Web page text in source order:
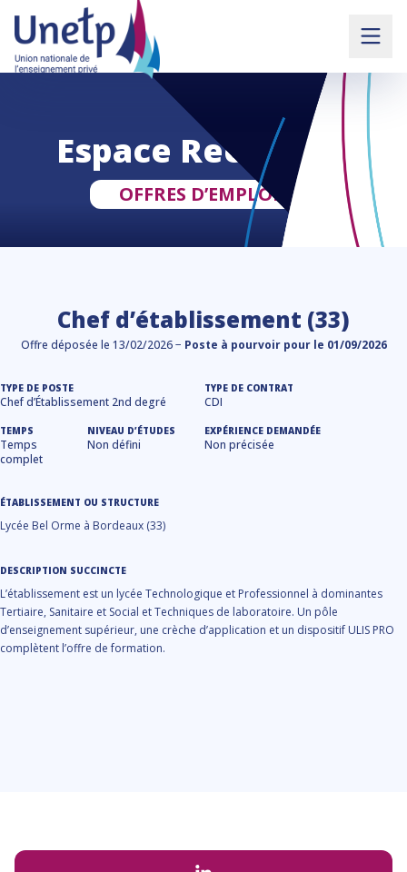
Espace Recruteur
OFFRES D’EMPLOIS
Chef d’établissement (33)
Offre déposée le 13/02/2026 − Poste à pourvoir pour le 01/09/2026
TYPE DE POSTE
Chef d’Établissement 2nd degré
TYPE DE CONTRAT
CDI
TEMPS
Temps
complet
NIVEAU D’ÉTUDES
Non défini
EXPÉRIENCE DEMANDÉE
Non précisée
ÉTABLISSEMENT OU STRUCTURE
Lycée Bel Orme à Bordeaux (33)
DESCRIPTION SUCCINCTE
L’établissement est un lycée Technologique et Professionnel à dominantes
Tertiaire, Sanitaire et Social et Techniques de laboratoire. Un pôle
d’enseignement supérieur, une crèche d’application et un dispositif ULIS PRO
complètent l’offre de formation.